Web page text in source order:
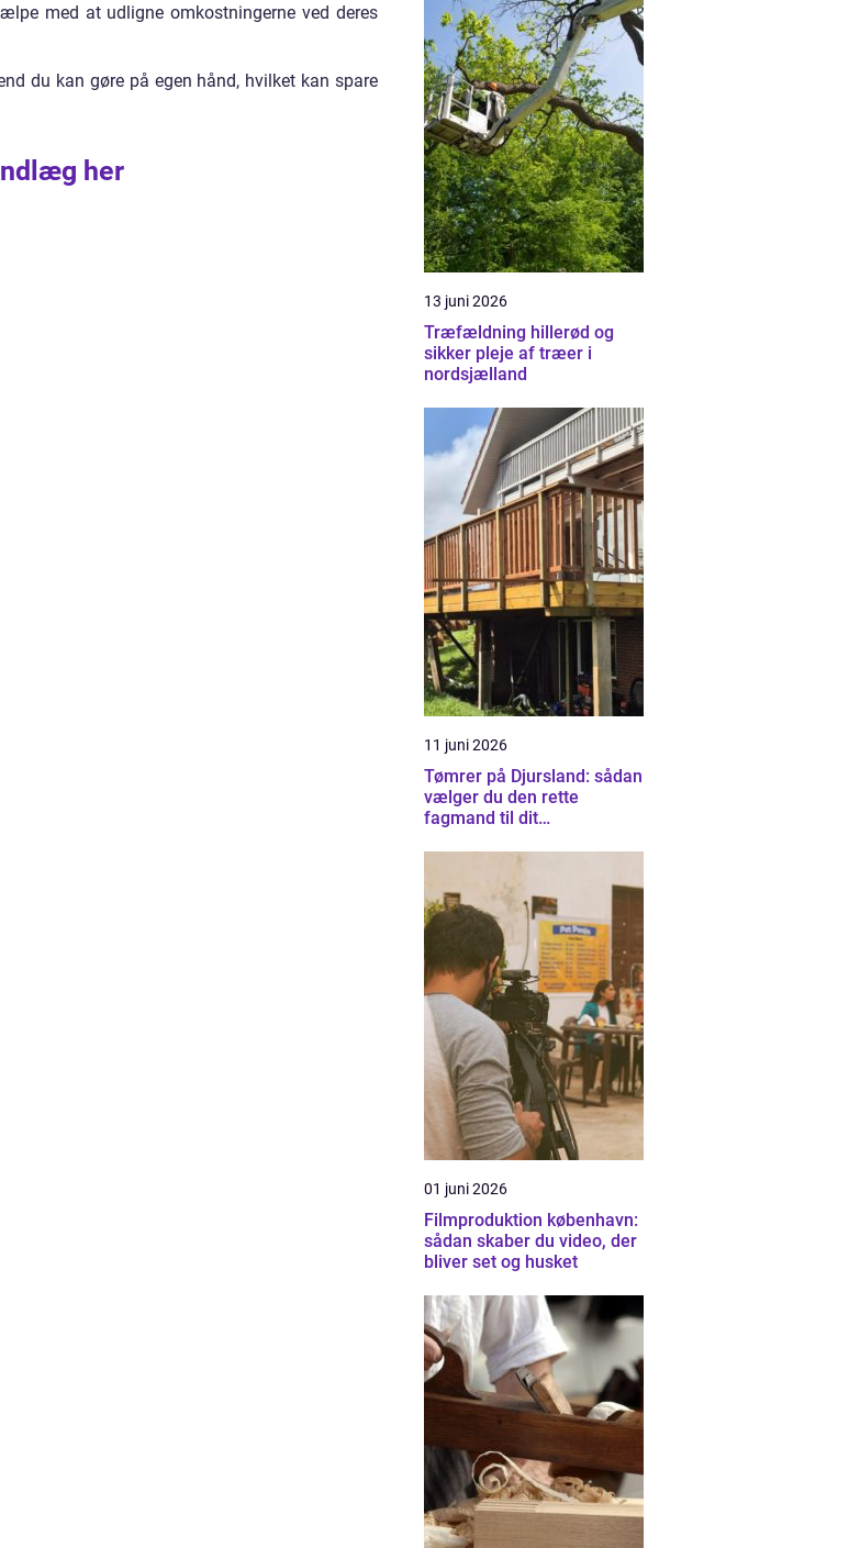
med at udligne omkostningerne ved deres
du kan gøre på egen hånd, hvilket kan spare
her
13 juni 2026
Træfældning hillerød og
sikker pleje af træer i
nordsjælland
11 juni 2026
Tømrer på Djursland: sådan
vælger du den rette
fagmand til dit
01 juni 2026
Filmproduktion københavn:
sådan skaber du video, der
bliver set og husket